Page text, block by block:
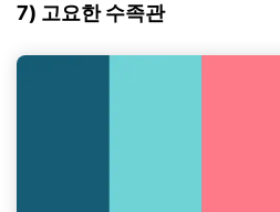
7) 고요한 수족관